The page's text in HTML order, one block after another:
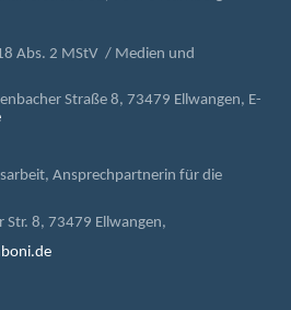
Abs. 2 MStV / Medien und
Straße 8, 73479 Ellwangen, E-
Ansprechpartnerin für die
Str. 8, 73479 Ellwangen,